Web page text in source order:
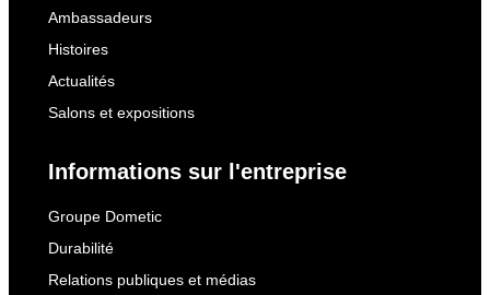
Ambassadeurs
Histoires
Actualités
Salons et expositions
Informations sur l'entreprise
Groupe Dometic
Durabilité
Relations publiques et médias